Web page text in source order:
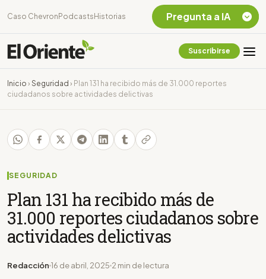
Caso Chevron Podcasts Historias
Suscribirse
Inicio › Seguridad › Plan 131 ha recibido más de 31.000 reportes
ciudadanos sobre actividades delictivas
SEGURIDAD
Plan 131 ha recibido más de
31.000 reportes ciudadanos sobre
actividades delictivas
Redacción 16 de abril, 2025 2 min de lectura
Pregunta a IA
Chevron Ecuador